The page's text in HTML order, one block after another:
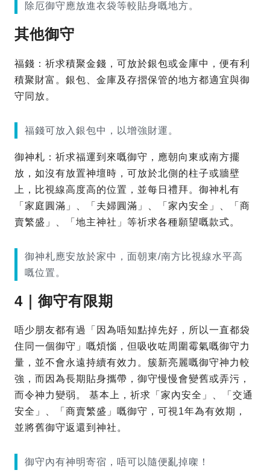
除厄御守應放進衣袋等較貼身嘅地方。
其他御守
福錢：祈求積聚金錢，可放於銀包或金庫中，便有利
積聚財富。銀包、金庫及存摺保管的地方都適宜與御
守同放。
福錢可放入銀包中，以增強財運。
御神札：祈求福運到來嘅御守，應朝向東或南方擺
放，如沒有放置神壇時，可放於北側的柱子或牆壁
上，比視線高度高的位置，並每日禮拜。御神札有
「家庭圓滿」、「夫婦圓滿」、「家內安全」、「商
賣繁盛」、「地主神社」等祈求各種願望嘅款式。
御神札應安放於家中，面朝東/南方比視線水平高
嘅位置。
4｜御守有限期
唔少朋友都有過「因為唔知點掉先好，所以一直都袋
住同一個御守」嘅煩惱，但吸收咗周圍霉氣嘅御守力
量，並不會永遠持續有效力。簇新亮麗嘅御守神力較
強，而因為長期貼身攜帶，御守慢慢會變舊或弄污，
而令神力變弱。 基本上，祈求「家內安全」、「交通
安全」、「商賣繁盛」嘅御守，可視1年為有效期，
並將舊御守返還到神社。
御守內有神明寄宿，唔可以隨便亂掉㗎！